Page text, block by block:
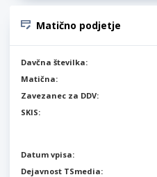
Matično podjetje
Davčna številka:
Matična:
Zavezanec za DDV:
SKIS:
Datum vpisa:
Dejavnost TSmedia: